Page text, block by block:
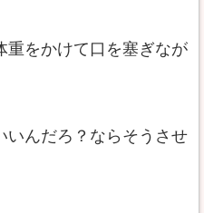
重をかけて口を塞ぎなが
いんだろ？ならそうさせ